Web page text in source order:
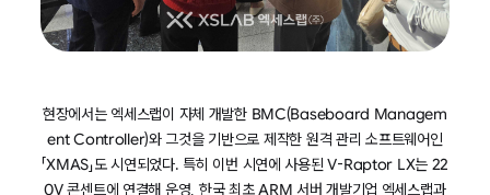
현장에서는 엑세스랩이 자체 개발한 BMC(Baseboard Managem
ent Controller)와 그것을 기반으로 제작한 원격 관리 소프트웨어인
「XMAS」도 시연되었다. 특히 이번 시연에 사용된 V-Raptor LX는 22
0V 콘센트에 연결해 운영, 한국 최초 ARM 서버 개발기업 엑세스랩과